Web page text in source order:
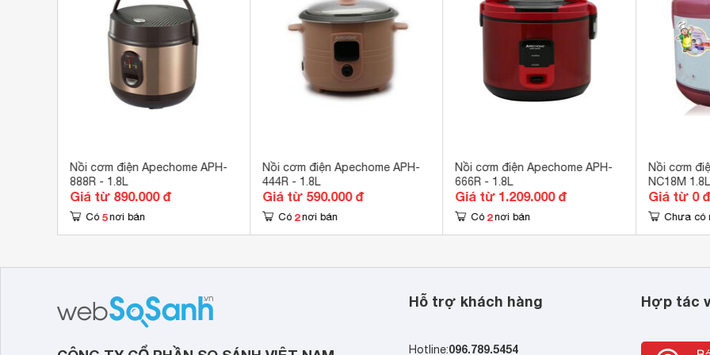
Nồi cơm điện Apechome APH-
888R - 1.8L
Giá từ 890.000 đ
Có 5 nơi bán
Nồi cơm điện Apechome APH-
444R - 1.8L
Giá từ 590.000 đ
Có 2 nơi bán
Nồi cơm điện Apechome APH-
666R - 1.8L
Giá từ 1.209.000 đ
Có 2 nơi bán
Nồi cơm
NC18M 1.8L
Giá từ 0
Chưa có
Hỗ trợ khách hàng
Hotline:096.789.5454
Hợp tác